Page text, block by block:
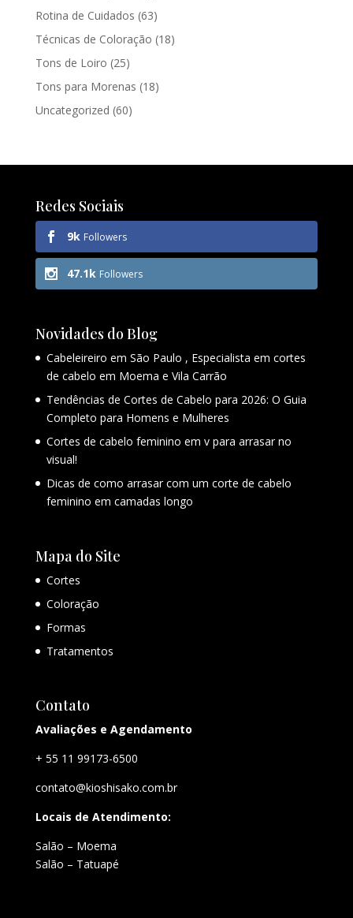
Rotina de Cuidados (63)
Técnicas de Coloração (18)
Tons de Loiro (25)
Tons para Morenas (18)
Uncategorized (60)
Redes Sociais
9k Followers
47.1k Followers
Novidades do Blog
Cabeleireiro em São Paulo , Especialista em cortes
de cabelo em Moema e Vila Carrão
Tendências de Cortes de Cabelo para 2026: O Guia
Completo para Homens e Mulheres
Cortes de cabelo feminino em v para arrasar no
visual!
Dicas de como arrasar com um corte de cabelo
feminino em camadas longo
Mapa do Site
Cortes
Coloração
Formas
Tratamentos
Contato
Avaliações e Agendamento
+ 55 11 99173-6500
contato@kioshisako.com.br
Locais de Atendimento:
Salão – Moema
Salão – Tatuapé